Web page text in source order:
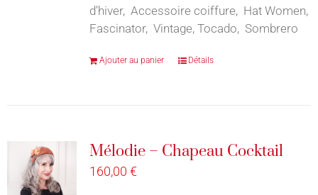
d’hiver, Accessoire coiffure, Hat Women,
Fascinator, Vintage, Tocado, Sombrero
Ajouter au panier Détails
Mélodie – Chapeau Cocktail
160,00 €